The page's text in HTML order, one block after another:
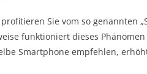
Sie vom so genannten
funktioniert dieses
Smartphone empfehlen,